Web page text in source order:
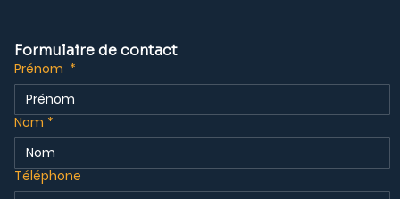
Formulaire de contact
Prénom *
Nom *
Téléphone